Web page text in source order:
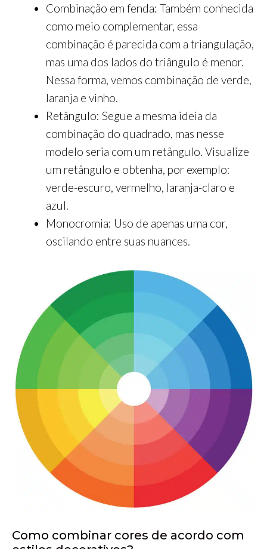
Combinação em fenda: Também conhecida
como meio complementar, essa
combinação é parecida com a triangulação,
mas uma dos lados do triângulo é menor.
Nessa forma, vemos combinação de verde,
laranja e vinho.
Retângulo: Segue a mesma ideia da
combinação do quadrado, mas nesse
modelo seria com um retângulo. Visualize
um retângulo e obtenha, por exemplo:
verde-escuro, vermelho, laranja-claro e
azul.
Monocromia: Uso de apenas uma cor,
oscilando entre suas nuances.
Como combinar cores de acordo com